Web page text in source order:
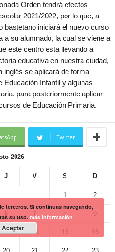
Orden tendrá efectos
2021/2022, por lo que, a
bastetano iniciará el nuevo curso
a su alumnado, la cual se viene a
este centro está llevando a
educativa en nuestra ciudad,
inglés se aplicará de forma
Educación Infantil y algunas
para posteriormente aplicar
de Educación Primaria.
Twitter
2026
J V S D
1 2
6 7 8 9
13 14 15 16
20 21 22 23
terceros. Si continuas navegando,
su uso.más información
Aceptar